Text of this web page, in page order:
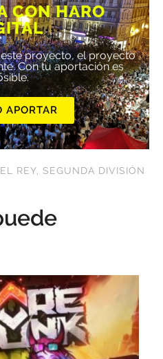
CON HARO
proyecto, el proyecto
Con tu aportación es
APORTAR
REY, SEGUNDA DIVISIÓN